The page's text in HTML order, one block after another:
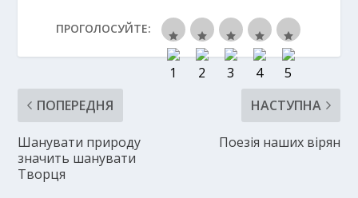
ПРОГОЛОСУЙТЕ:
ПОПЕРЕДНЯ
Шанувати природу
значить шанувати
Творця
НАСТУПНА
Поезія наших вірян